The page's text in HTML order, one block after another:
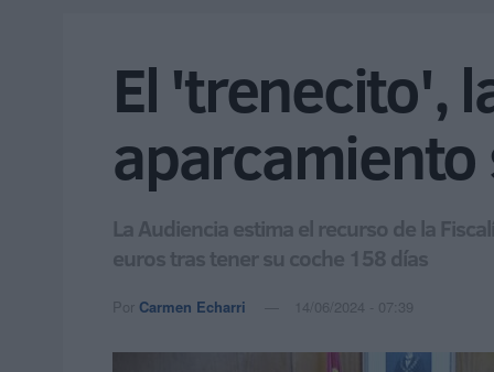
El 'trenecito',
La Audiencia estima el recurso de la
euros tras tener su coche 158 días
Por Carmen Echarri 14/06/2024 - 07:39